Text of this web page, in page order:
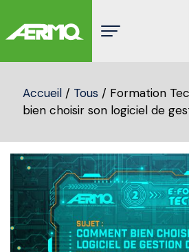
content
Accueil / Tous / Formation
bien choisir son logiciel de